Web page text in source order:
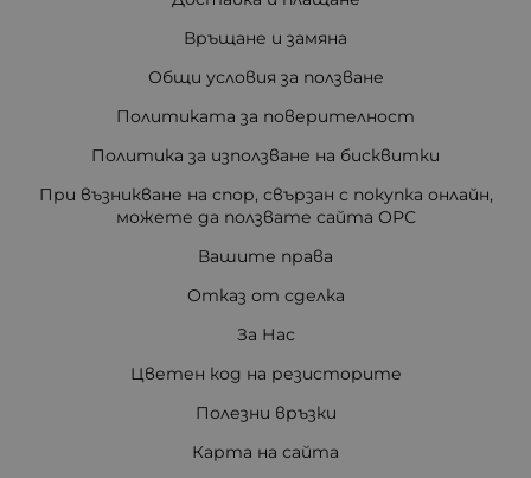
Връщане и замяна
Общи условия за ползване
Политиката за поверителност
Политика за използване на бисквитки
При възникване на спор, свързан с покупка онлайн,
можете да ползвате сайта ОРС
Вашите права
Отказ от сделка
За Нас
Цветен код на резисторите
Полезни връзки
Карта на сайта